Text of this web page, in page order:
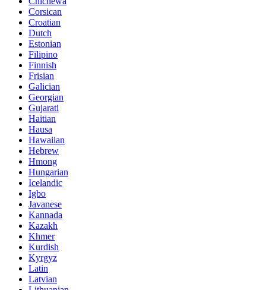
Corsican
Croatian
Dutch
Estonian
Filipino
Finnish
Frisian
Galician
Georgian
Gujarati
Haitian
Hausa
Hawaiian
Hebrew
Hmong
Hungarian
Icelandic
Igbo
Javanese
Kannada
Kazakh
Khmer
Kurdish
Kyrgyz
Latin
Latvian